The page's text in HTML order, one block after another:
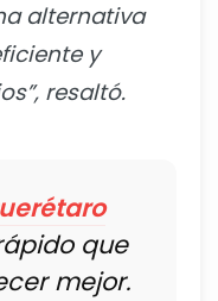
alternativa
y
resaltó.
que
mejor.